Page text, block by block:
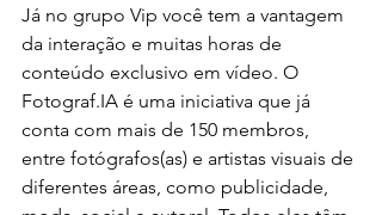
Já no grupo Vip você tem a vantagem
da interação e muitas horas de
conteúdo exclusivo em vídeo. O
Fotograf.IA é uma iniciativa que já
conta com mais de 150 membros,
entre fotógrafos(as) e artistas visuais de
diferentes áreas, como publicidade,